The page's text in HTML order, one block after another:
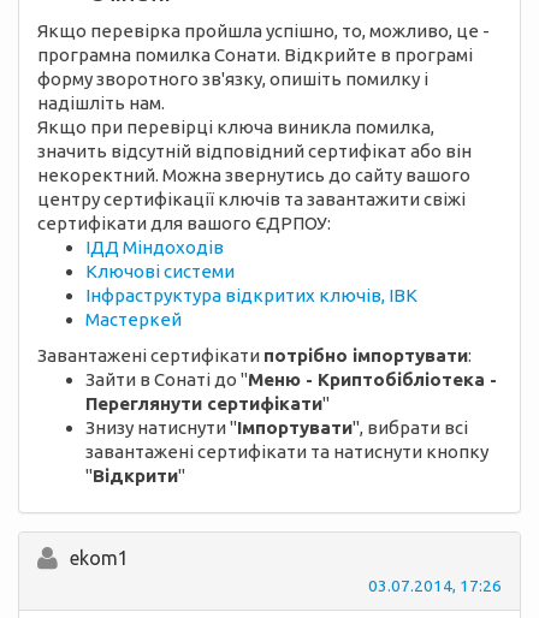
Якщо перевірка пройшла успішно, то, можливо, це -
програмна помилка Сонати. Відкрийте в програмі
форму зворотного зв'язку, опишіть помилку і
надішліть нам.
Якщо при перевірці ключа виникла помилка,
значить відсутній відповідний сертифікат або він
некоректний. Можна звернутись до сайту вашого
центру сертифікації ключів та завантажити свіжі
сертифікати для вашого ЄДРПОУ:
ІДД Міндоходів
Ключові системи
Інфраструктура відкритих ключів, ІВК
Мастеркей
Завантажені сертифікати потрібно імпортувати:
Зайти в Сонаті до "Меню - Криптобібліотека -
Переглянути сертифікати"
Знизу натиснути "Імпортувати", вибрати всі
завантажені сертифікати та натиснути кнопку
"Відкрити"
ekom1
03.07.2014, 17:26